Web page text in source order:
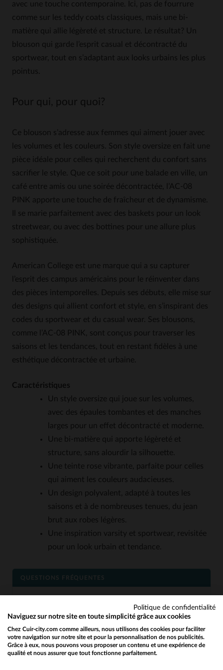
avec une touche contemporaine. Ici, pas de fourrure
comme sur les teddy coats classiques, mais une bi-
matière qui allie légèreté et structure. Le résultat? Un
blouson qui garde l’esprit casual et décontracté du
sportwear, tout en s’adaptant aux looks urbains les plus
pointus.
Pour qui, pour quoi?
Ce blouson s’adresse aux femmes qui aiment jouer avec
les volumes et les couleurs. Son style oversize en fait une
pièce idéale pour celles qui recherchent du confort sans
sacrifier le style. Que ce soit pour une balade en ville, un
café entre amis ou une soirée décontractée, l’AC-08
PINK apporte une touche de fraîcheur et de dynamisme.
Il se marie parfaitement avec des baskets pour un look
streetwear, ou avec des bottines pour une allure plus
sophistiquée.
American College est une marque qui a su capturer
l’esprit des campus américains pour le réinventer dans
des pièces intemporelles. Depuis ses débuts, elle mise sur
des designs qui allient confort et style, en s’inspirant des
codes du sportwear et du casual wear. Ses blousons,
comme l’AC-08 PINK, sont conçus pour traverser les
saisons et les tendances, tout en restant fidèles à une
esthétique décontractée et urbaine.
Caractéristiques
Un style oversize qui joue sur les volumes,
avec des épaules tombantes et des manches
larges pour un effet décontracté et moderne.
Une bi-matière qui apporte légèreté et
structure, sans alourdir la silhouette.
Une teinte rose vibrante, parfaite pour celles
qui aiment les couleurs audacieuses.
Un design polyvalent, adapté à toutes les
saisons et à de nombreuses tenues, du jean
brut aux robes légères.
Une inspiration varsity et sportwear, revisitée
pour un look urbain et tendance.
QUESTIONS FRÉQUENTES
Quels types de matières composent ce blouson bi-
matière?
Ce blouson est composé d'un mélange de deux
matières distinctes: généralement un tissu
Would you like to be redirected to our English site?
Politique de confidentialité
Naviguez sur notre site en toute simplicité grâce aux cookies
Chez Cuir-city.com comme ailleurs, nous utilisons des cookies pour faciliter
votre navigation sur notre site et pour la personnalisation de nos publicités.
Grâce à eux, nous pouvons vous proposer un contenu et une expérience de
qualité et nous assurer que tout fonctionne parfaitement.